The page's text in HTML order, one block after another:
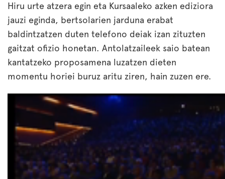
Hiru urte atzera egin eta Kursaaleko azken ediziora
jauzi eginda, bertsolarien jarduna erabat
baldintzatzen duten telefono deiak izan zituzten
gaitzat ofizio honetan. Antolatzaileek saio batean
kantatzeko proposamena luzatzen dieten
momentu horiei buruz aritu ziren, hain zuzen ere.